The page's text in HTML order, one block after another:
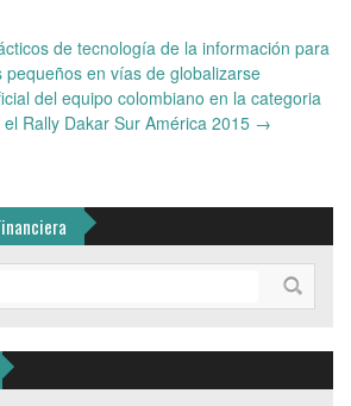
de tecnología de la información para
pequeños en vías de globalizarse
del equipo colombiano en la categoria
Rally Dakar Sur América 2015 →